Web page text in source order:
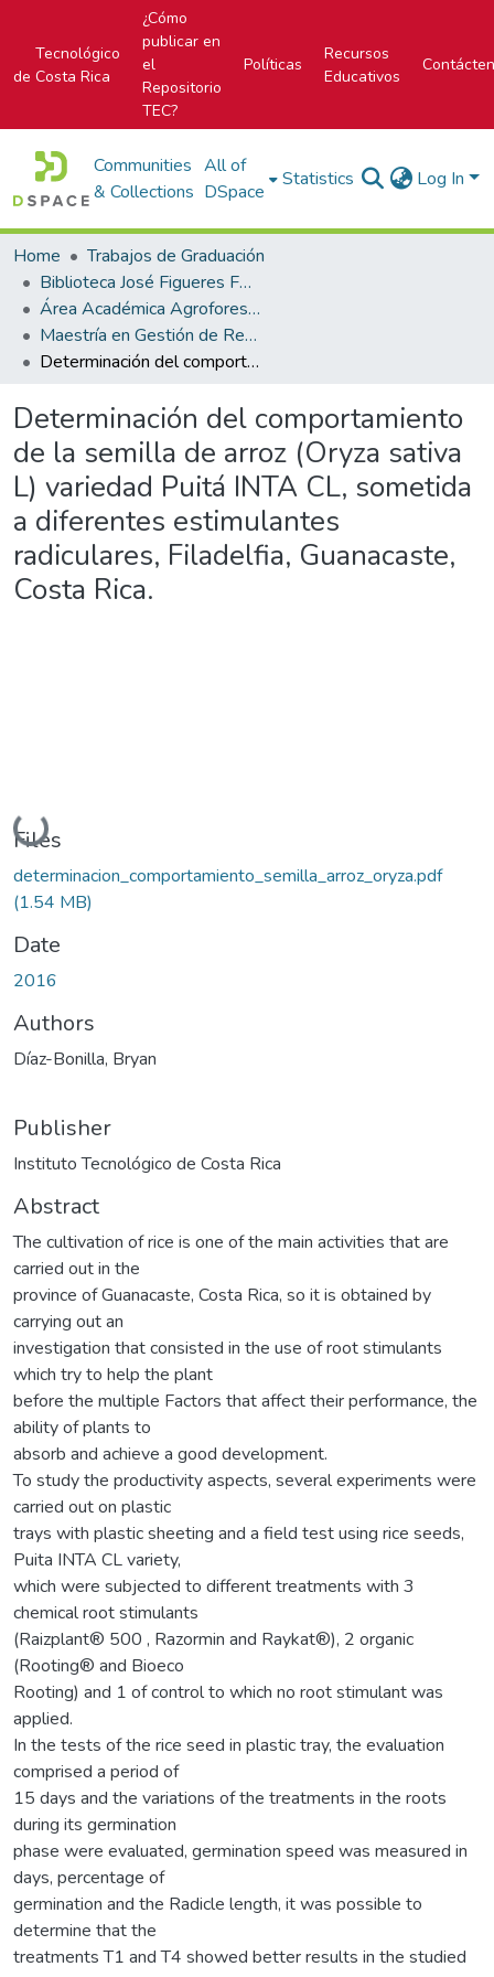
Tecnológico
de Costa Rica
¿Cómo
publicar en
el
Repositorio
TEC?
Políticas
Recursos
Educativos
Communities
& Collections
All of
DSpace
Statistics Log In
Home
Trabajos de Graduación
Biblioteca José Figueres Ferrer
Área Académica Agroforestal
Maestría en Gestión de Recursos Naturales y Tecnologías de Producción
Determinación del comportamiento de la semilla de arroz (Oryza sativa L) variedad Puitá INTA CL, sometida a diferentes estimulantes radiculares, Filadelfia, Guanacaste, Costa Rica.
Determinación del comportamiento
de la semilla de arroz (Oryza sativa
L) variedad Puitá INTA CL, sometida
a diferentes estimulantes
radiculares, Filadelfia, Guanacaste,
Costa Rica.
Loading...
Files
determinacion_comportamiento_semilla_arroz_oryza.pdf
(1.54 MB)
Date
2016
Authors
Díaz-Bonilla, Bryan
Publisher
Instituto Tecnológico de Costa Rica
Abstract
The cultivation of rice is one of the main activities that are
carried out in the
province of Guanacaste, Costa Rica, so it is obtained by
carrying out an
investigation that consisted in the use of root stimulants
which try to help the plant
before the multiple Factors that affect their performance, the
ability of plants to
absorb and achieve a good development.
To study the productivity aspects, several experiments were
carried out on plastic
trays with plastic sheeting and a field test using rice seeds,
Puita INTA CL variety,
which were subjected to different treatments with 3
chemical root stimulants
(Raizplant® 500 , Razormin and Raykat®), 2 organic
(Rooting® and Bioeco
Rooting) and 1 of control to which no root stimulant was
applied.
In the tests of the rice seed in plastic tray, the evaluation
comprised a period of
15 days and the variations of the treatments in the roots
during its germination
phase were evaluated, germination speed was measured in
days, percentage of
germination and the Radicle length, it was possible to
determine that the
treatments T1 and T4 showed better results in the studied